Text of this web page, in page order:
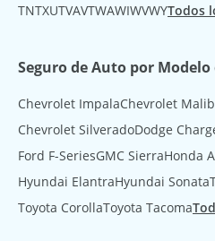
TNTXUTVAVTWAWIWVWYTodos
Seguro de Auto por
Chevrolet ImpalaChevrolet
Chevrolet SilveradoDodge
Ford F-SeriesGMC SierraHonda
Hyundai ElantraHyundai Sonata
Toyota CorollaToyota Tacoma